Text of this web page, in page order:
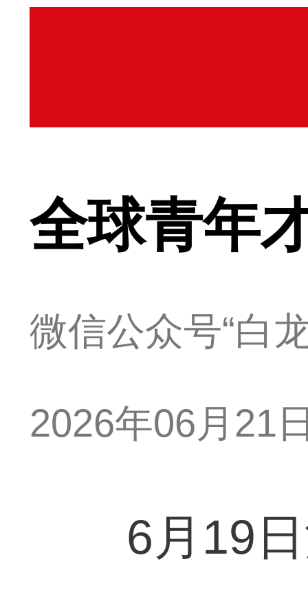
全球青年
微信公众号“白
2026年06月21
6月19日